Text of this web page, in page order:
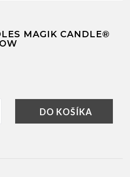
MAGIK CANDLE®
DO KOŠÍKA